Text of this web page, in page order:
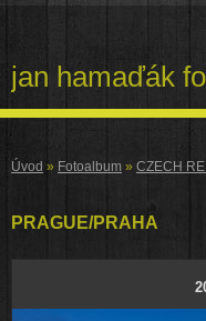
jan hamaďák
Úvod » Fotoalbum » CZECH
PRAGUE/PRAHA